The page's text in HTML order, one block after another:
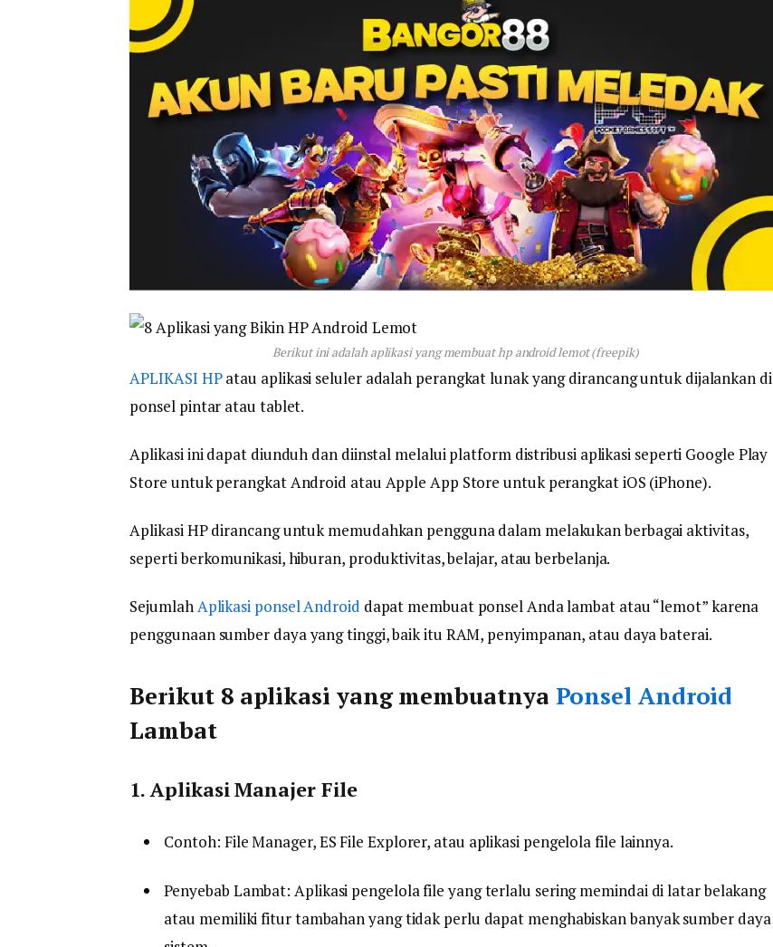
Berikut ini adalah aplikasi yang membuat hp android lemot (freepik)
APLIKASI HPatau aplikasi seluler adalah perangkat lunak yang dirancang untuk dijalankan di
ponsel pintar atau tablet.
Aplikasi ini dapat diunduh dan diinstal melalui platform distribusi aplikasi seperti Google Play
Store untuk perangkat Android atau Apple App Store untuk perangkat iOS (iPhone).
Aplikasi HP dirancang untuk memudahkan pengguna dalam melakukan berbagai aktivitas,
seperti berkomunikasi, hiburan, produktivitas, belajar, atau berbelanja.
SejumlahAplikasi ponsel Android dapat membuat ponsel Anda lambat atau “lemot” karena
penggunaan sumber daya yang tinggi, baik itu RAM, penyimpanan, atau daya baterai.
Berikut 8 aplikasi yang membuatnya Ponsel Android
Lambat
1. Aplikasi Manajer File
Contoh: File Manager, ES File Explorer, atau aplikasi pengelola file lainnya.
Penyebab Lambat: Aplikasi pengelola file yang terlalu sering memindai di latar belakang
atau memiliki fitur tambahan yang tidak perlu dapat menghabiskan banyak sumber daya